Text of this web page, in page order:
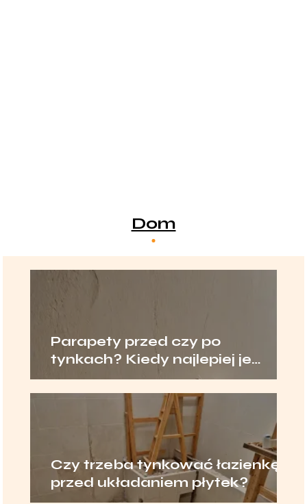
Dom
Parapety przed czy po
tynkach? Kiedy najlepiej je
montować?
Czy trzeba tynkować łazienkę
przed układaniem płytek?